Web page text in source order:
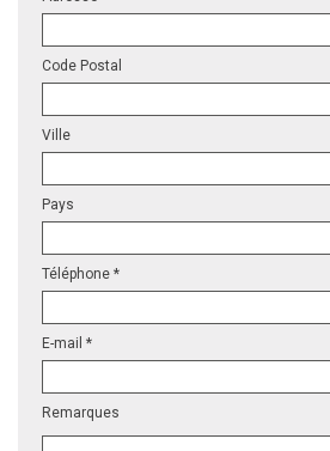
Code Postal
Ville
Pays
Téléphone *
E-mail *
Remarques